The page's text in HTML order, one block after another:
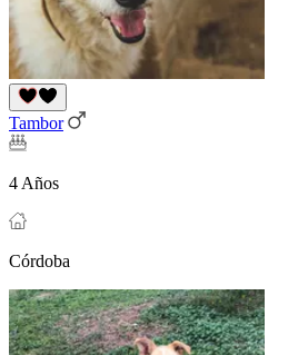
Tambor
4 Años
Córdoba